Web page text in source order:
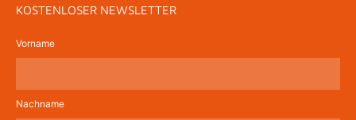
KOSTENLOSER NEWSLETTER
Vorname
Nachname